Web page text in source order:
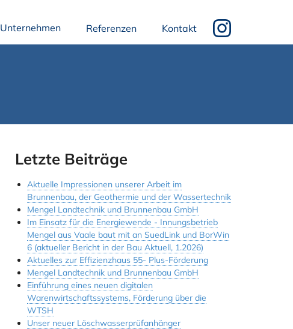
Unternehmen Referenzen Kontakt
Letzte Beiträge
Aktuelle Impressionen unserer Arbeit im
Brunnenbau, der Geothermie und der Wassertechnik
Mengel Landtechnik und Brunnenbau GmbH
Im Einsatz für die Energiewende - Innungsbetrieb
Mengel aus Vaale baut mit an SuedLink und BorWin
6 (aktueller Bericht in der Bau Aktuell, 1.2026)
Aktuelles zur Effizienzhaus 55- Plus-Förderung
Mengel Landtechnik und Brunnenbau GmbH
Einführung eines neuen digitalen
Warenwirtschaftssystems, Förderung über die
WTSH
Unser neuer Löschwasserprüfanhänger